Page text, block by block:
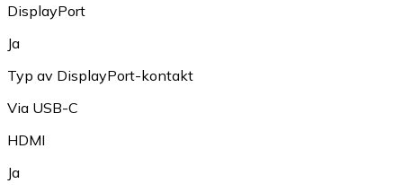
DisplayPort
Ja
Typ av DisplayPort-kontakt
Via USB-C
HDMI
Ja